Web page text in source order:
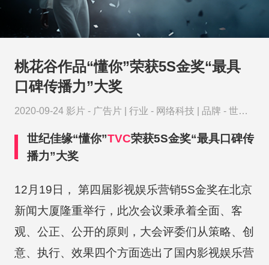
桃花谷作品“懂你”荣获5S金奖“最具
口碑传播力”大奖
2020-09-24 影片 - 广告片 行业 - 网络科技 品牌 - 世纪
世纪佳缘“懂你”TVC荣获5S金奖“最具口碑传
播力”大奖
12月19日， 第四届影视娱乐营销5S金奖在北京
新闻大厦隆重举行，此次会议秉承着全面、客
观、公正、公开的原则，大会评委们从策略、创
意、执行、效果四个方面选出了国内影视娱乐营